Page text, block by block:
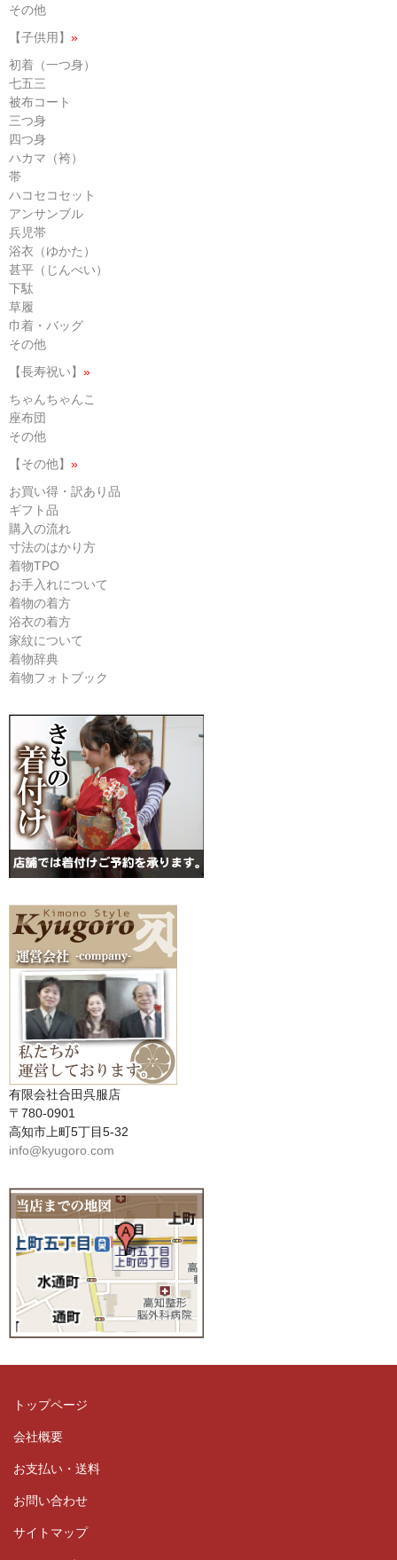
その他
【子供用】 »
初着（一つ身）
七五三
被布コート
三つ身
四つ身
ハカマ（袴）
帯
ハコセコセット
アンサンブル
兵児帯
浴衣（ゆかた）
甚平（じんべい）
下駄
草履
巾着・バッグ
その他
【長寿祝い】 »
ちゃんちゃんこ
座布団
その他
【その他】 »
お買い得・訳あり品
ギフト品
購入の流れ
寸法のはかり方
着物TPO
お手入れについて
着物の着方
浴衣の着方
家紋について
着物辞典
着物フォトブック
有限会社合田呉服店
〒780-0901
高知市上町5丁目5-32
info@kyugoro.com
トップページ
会社概要
お支払い・送料
お問い合わせ
サイトマップ